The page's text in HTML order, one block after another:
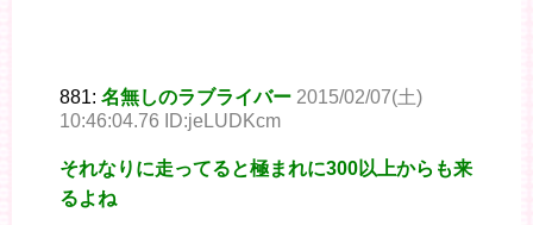
881: 名無しのラブライバー 2015/02/07(土)
10:46:04.76 ID:jeLUDKcm
それなりに走ってると極まれに300以上からも来
るよね